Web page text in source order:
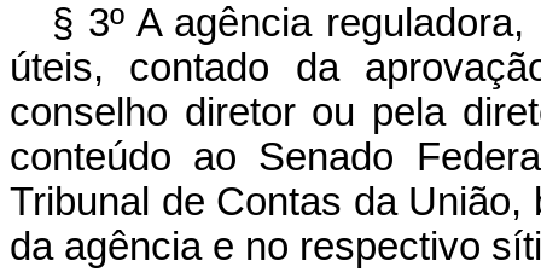
§ 3º A agência
úteis, contado da
conselho diretor ou pela
conteúdo ao Senado
Tribunal de Contas da
da agência e no respectivo